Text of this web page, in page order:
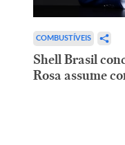
COMBUSTÍVEIS
Shell Brasil
Rosa assume